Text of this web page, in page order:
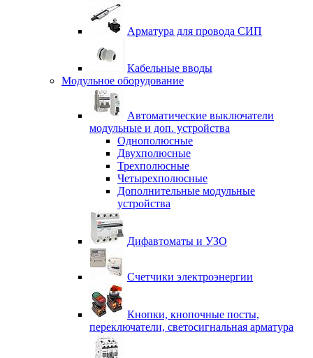
Арматура для провода СИП
Кабельные вводы
Модульное оборудование
Автоматические выключатели
модульные и доп. устройства
Однополюсные
Двухполюсные
Трехполюсные
Четырехполюсные
Дополнительные модульные
устройства
Дифавтоматы и УЗО
Счетчики электроэнергии
Кнопки, кнопочные посты,
переключатели, светосигнальная арматура